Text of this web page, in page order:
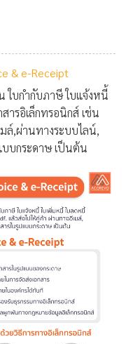
& e-Receipt
น ใบกำกับภาษี ใบแจ้งหนี้
ารอิเล็กทรอนิกส์ เช่น
ล์,ผ่านทางระบบไลน์,
บบกระดาษ เป็นต้น